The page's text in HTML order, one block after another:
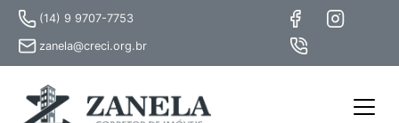
(14) 9 9707-7753
zanela@creci.org.br